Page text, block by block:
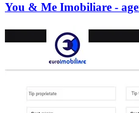
You & Me Imobiliare -